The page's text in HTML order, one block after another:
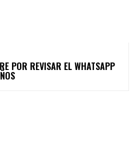
POR REVISAR EL WHATSAPP